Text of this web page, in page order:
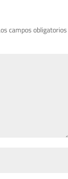
campos obligatorios